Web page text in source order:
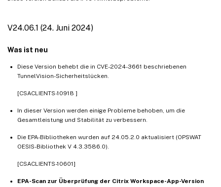
V24.06.1 (24. Juni 2024)
Was ist neu
Diese Version behebt die in CVE-2024-3661 beschriebenen
TunnelVision-Sicherheitslücken.
[CSACLIENTS-10918 ]
In dieser Version werden einige Probleme behoben, um die
Gesamtleistung und Stabilität zu verbessern.
Die EPA-Bibliotheken wurden auf 24.05.2.0 aktualisiert (OPSWAT
OESIS-Bibliothek V 4.3.3586.0).
[CSACLIENTS-10601]
EPA-Scan zur Überprüfung der Citrix Workspace-App-Version